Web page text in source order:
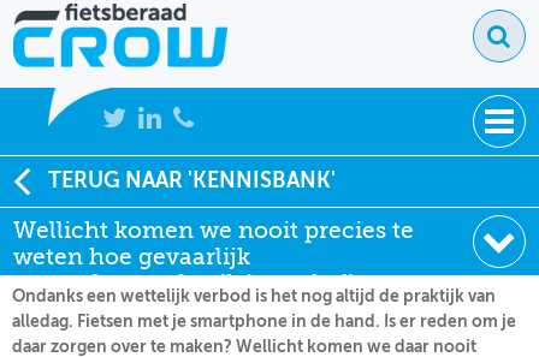
NIEUWS
BIJEENKOMSTEN
KENNISBANK
ADRESSENBOEK
TERUG NAAR 'KENNISBANK'
Wellicht komen we nooit precies te
weten hoe gevaarlijk
smartphonegebruik is op de fiets
Soort:
Nieuws Fietsberaad
Datum:
13-11-2020
Ondanks een wettelijk verbod is het nog altijd de praktijk van
alledag. Fietsen met je smartphone in de hand. Is er reden om je
daar zorgen over te maken? Wellicht komen we daar nooit